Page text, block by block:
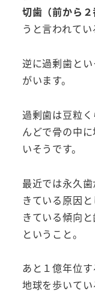
切歯（前から２
うと言われてい
逆に過剰歯と
がいます。
過剰歯は豆粒
んどで骨の中
いそうです。
最近では永久
きている原因
きている傾向
ということ。
あと１億年位
地球を歩いて